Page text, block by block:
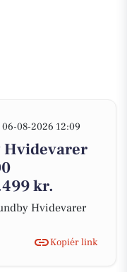
06-08-2026 12:09
Hvidevarer
kr.
Hvidevarer
Kopiér link